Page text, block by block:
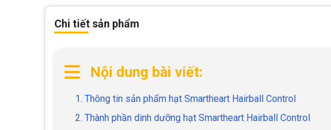
Chi tiết sản phẩm
Nội dung bài viết:
1. Thông tin sản phẩm hạt Smartheart Hairball Control
2. Thành phần dinh dưỡng hạt Smartheart Hairball Control